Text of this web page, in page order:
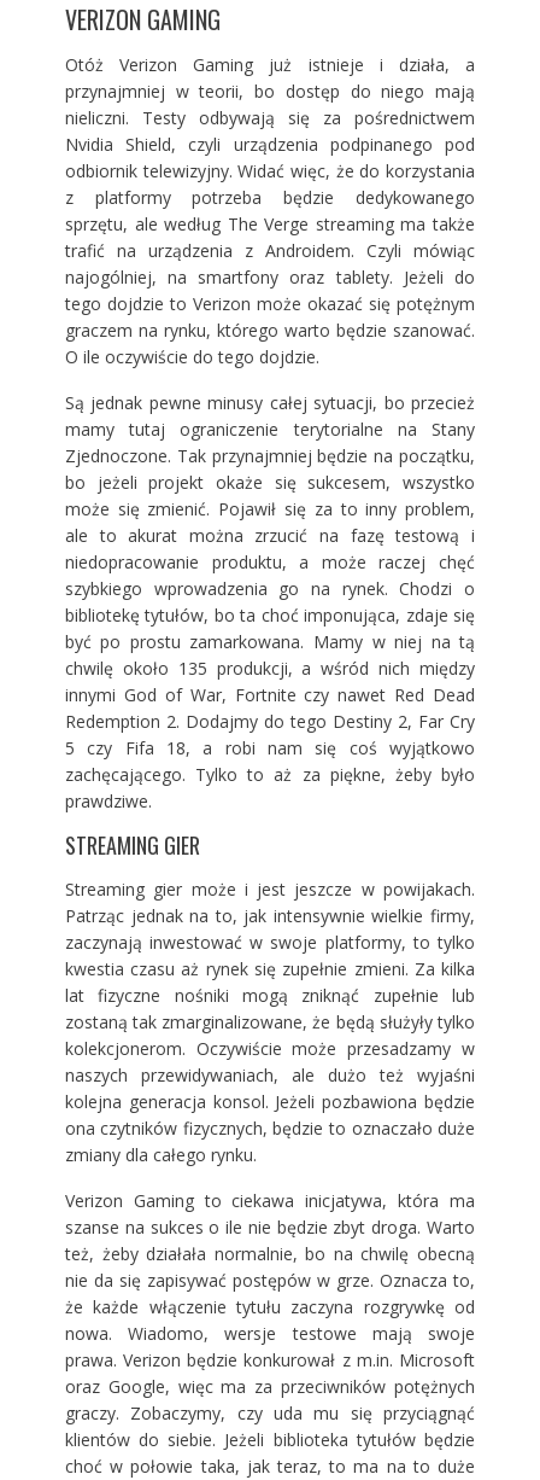
VERIZON GAMING
Otóż Verizon Gaming już istnieje i działa, a
przynajmniej w teorii, bo dostęp do niego mają
nieliczni. Testy odbywają się za pośrednictwem
Nvidia Shield, czyli urządzenia podpinanego pod
odbiornik telewizyjny. Widać więc, że do korzystania
z platformy potrzeba będzie dedykowanego
sprzętu, ale według The Verge streaming ma także
trafić na urządzenia z Androidem. Czyli mówiąc
najogólniej, na smartfony oraz tablety. Jeżeli do
tego dojdzie to Verizon może okazać się potężnym
graczem na rynku, którego warto będzie szanować.
O ile oczywiście do tego dojdzie.
Są jednak pewne minusy całej sytuacji, bo przecież
mamy tutaj ograniczenie terytorialne na Stany
Zjednoczone. Tak przynajmniej będzie na początku,
bo jeżeli projekt okaże się sukcesem, wszystko
może się zmienić. Pojawił się za to inny problem,
ale to akurat można zrzucić na fazę testową i
niedopracowanie produktu, a może raczej chęć
szybkiego wprowadzenia go na rynek. Chodzi o
bibliotekę tytułów, bo ta choć imponująca, zdaje się
być po prostu zamarkowana. Mamy w niej na tą
chwilę około 135 produkcji, a wśród nich między
innymi God of War, Fortnite czy nawet Red Dead
Redemption 2. Dodajmy do tego Destiny 2, Far Cry
5 czy Fifa 18, a robi nam się coś wyjątkowo
zachęcającego. Tylko to aż za piękne, żeby było
prawdziwe.
STREAMING GIER
Streaming gier może i jest jeszcze w powijakach.
Patrząc jednak na to, jak intensywnie wielkie firmy,
zaczynają inwestować w swoje platformy, to tylko
kwestia czasu aż rynek się zupełnie zmieni. Za kilka
lat fizyczne nośniki mogą zniknąć zupełnie lub
zostaną tak zmarginalizowane, że będą służyły tylko
kolekcjonerom. Oczywiście może przesadzamy w
naszych przewidywaniach, ale dużo też wyjaśni
kolejna generacja konsol. Jeżeli pozbawiona będzie
ona czytników fizycznych, będzie to oznaczało duże
zmiany dla całego rynku.
Verizon Gaming to ciekawa inicjatywa, która ma
szanse na sukces o ile nie będzie zbyt droga. Warto
też, żeby działała normalnie, bo na chwilę obecną
nie da się zapisywać postępów w grze. Oznacza to,
że każde włączenie tytułu zaczyna rozgrywkę od
nowa. Wiadomo, wersje testowe mają swoje
prawa. Verizon będzie konkurował z m.in. Microsoft
oraz Google, więc ma za przeciwników potężnych
graczy. Zobaczymy, czy uda mu się przyciągnąć
klientów do siebie. Jeżeli biblioteka tytułów będzie
choć w połowie taka, jak teraz, to ma na to duże